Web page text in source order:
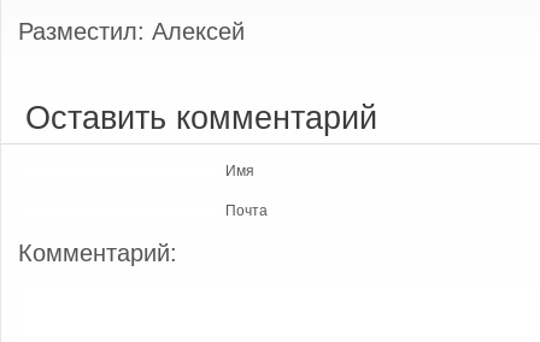
Разместил: Алексей
Оставить комментарий
Имя
Почта
Комментарий: